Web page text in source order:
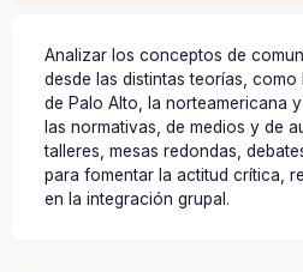
Analizar los conceptos de
desde las distintas teorías,
de Palo Alto, la norteamericana
las normativas, de medios y de
talleres, mesas redondas,
para fomentar la actitud crítica,
en la integración grupal.